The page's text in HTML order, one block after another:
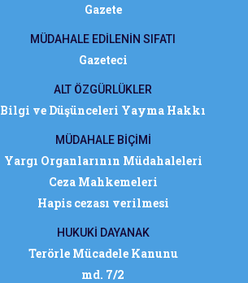
Gazete
MÜDAHALE EDİLENİN SIFATI
Gazeteci
ALT ÖZGÜRLÜKLER
Bilgi ve Düşünceleri Yayma Hakkı
MÜDAHALE BİÇİMİ
Yargı Organlarının Müdahaleleri
Ceza Mahkemeleri
Hapis cezası verilmesi
HUKUKİ DAYANAK
Terörle Mücadele Kanunu
md. 7/2